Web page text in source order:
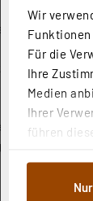
Wir
Funktionen
Für die
Ihre
Medien
Ihrer
führen
in 3
mit
stellt
Innenräume
Die